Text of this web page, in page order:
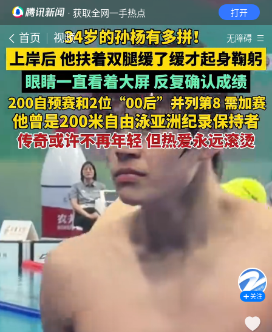
· 获取全网一手热点 打开
首页 视频 无障碍
关注